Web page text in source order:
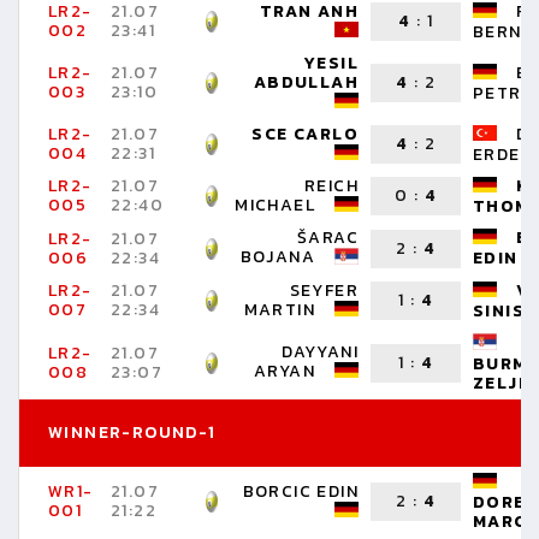
LR2-
002
21.07
23:41
TRAN ANH 4 : 1
BERND
LR2-
003
21.07
23:10
YESIL
ABDULLAH 4 : 2
PETRA
LR2-
004
21.07
22:31
SCE CARLO 4 : 2
ERDEM
LR2-
005
21.07
22:40
REICH
MICHAEL 0 : 4
LR2-
006
21.07
22:34
ŠARAC
BOJANA 2 : 4
EDIN
LR2-
007
21.07
22:34
SEYFER
MARTIN 1 : 4
SINISA
LR2-
008
21.07
23:07
DAYYANI
ARYAN 1 : 4
WINNER-ROUND-1
WR1-
001
21.07
21:22
BORCIC EDIN 2 : 4